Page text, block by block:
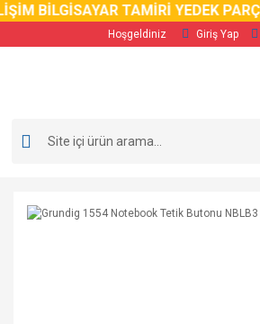
BİLGİSAYAR TAMİRİ YEDEK PARÇA
Hoşgeldiniz Giriş Yap